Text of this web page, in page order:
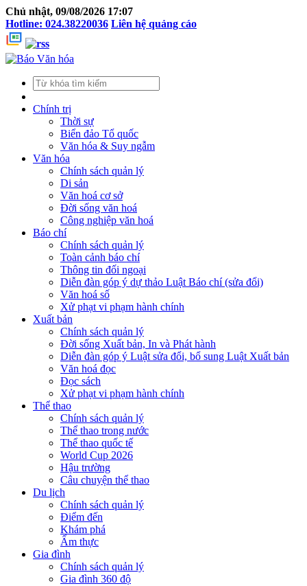
Chủ nhật, 09/08/2026 17:07
Hotline: 024.38220036 Liên hệ quảng cáo
Chính trị
Thời sự
Biển đảo Tổ quốc
Văn hóa & Suy ngẫm
Văn hóa
Chính sách quản lý
Di sản
Văn hoá cơ sở
Đời sống văn hoá
Công nghiệp văn hoá
Báo chí
Chính sách quản lý
Toàn cảnh báo chí
Thông tin đối ngoại
Diễn đàn góp ý dự thảo Luật Báo chí (sửa đổi)
Văn hoá số
Xử phạt vi phạm hành chính
Xuất bản
Chính sách quản lý
Đời sống Xuất bản, In và Phát hành
Diễn đàn góp ý Luật sửa đổi, bổ sung Luật Xuất bản
Văn hoá đọc
Đọc sách
Xử phạt vi phạm hành chính
Thể thao
Chính sách quản lý
Thể thao trong nước
Thể thao quốc tế
World Cup 2026
Hậu trường
Câu chuyện thể thao
Du lịch
Chính sách quản lý
Điểm đến
Khám phá
Ẩm thực
Gia đình
Chính sách quản lý
Gia đình 360 độ